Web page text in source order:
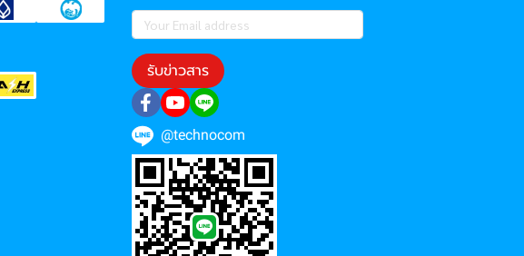
รับข่าวสาร
@technocom